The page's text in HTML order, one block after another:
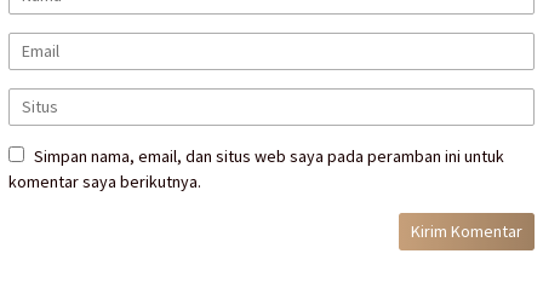
Simpan nama, email, dan situs web saya pada peramban ini untuk
komentar saya berikutnya.